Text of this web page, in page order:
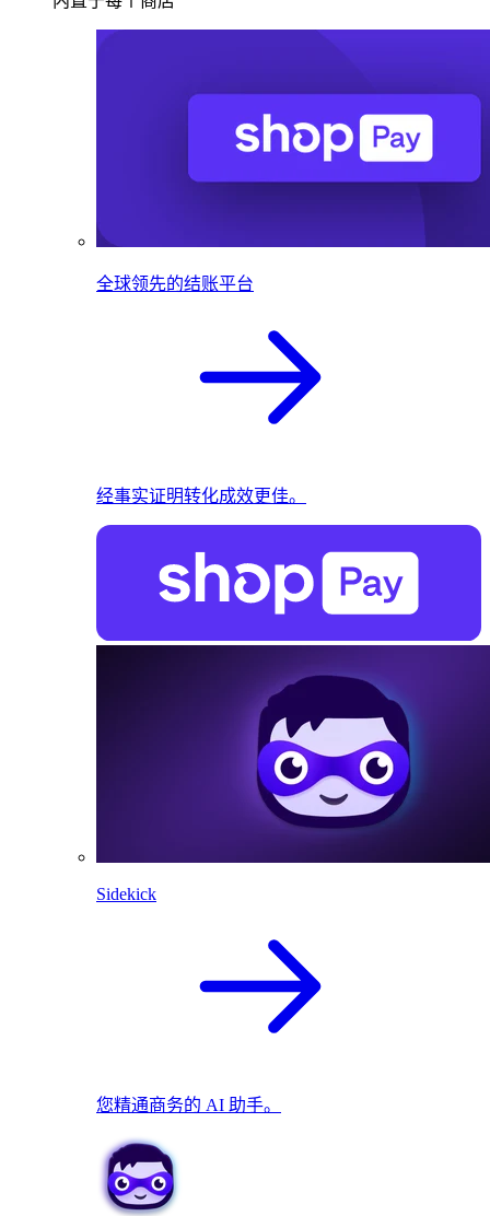
全球领先的结账平台
经事实证明转化成效更佳。
Sidekick
您精通商务的 AI 助手。